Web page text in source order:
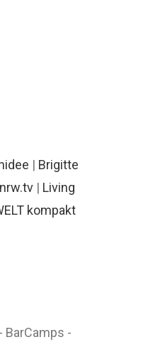
| Brigitte
nrw.tv | Living
kompakt
BarCamps -